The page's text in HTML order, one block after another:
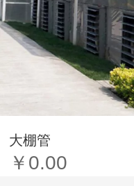
大棚管
￥0.00